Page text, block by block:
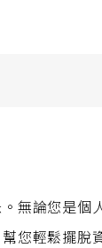
無論您是個
您輕鬆擺脫